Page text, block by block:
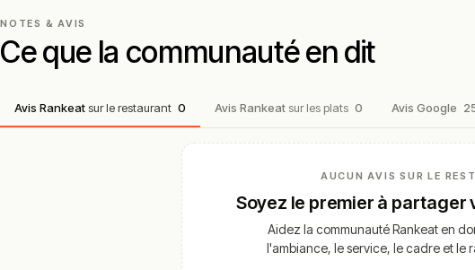
NOTES & AVIS
Ce que la communauté en dit
Avis Rankeatsur le restaurant 0 Avis Rankeat sur les plats 0 Avis Google
AUCUN AVIS SUR LE
Soyez le premier à partager
Aidez la communauté Rankeat en
l'ambiance, le service, le cadre et le